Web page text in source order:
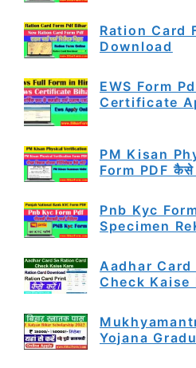
Ration Card
Download
EWS Form
Certificate
PM Kisan
Form PDF
Pnb Kyc
Specimen
Aadhar Card
Check Kaise
Yojana